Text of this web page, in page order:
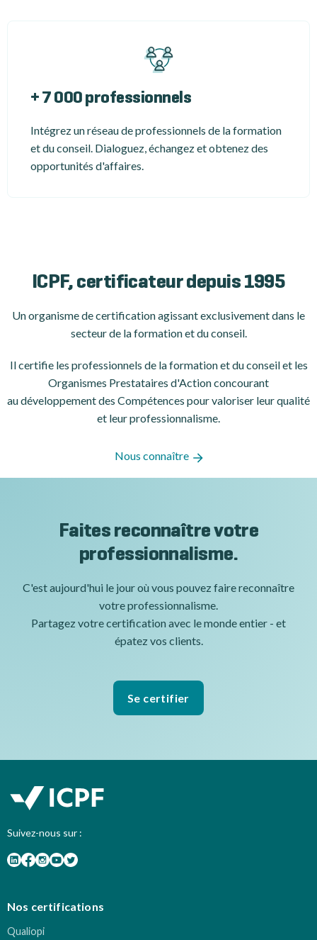
+ 7 000 professionnels
Intégrez un réseau de professionnels de la formation
et du conseil. Dialoguez, échangez et obtenez des
opportunités d'affaires.
ICPF, certificateur depuis 1995
Un organisme de certificationagissant exclusivement dans le
secteur de la formation et du conseil.
Il certifie les professionnels de la formation et du conseil et les
Organismes Prestataires d'Action concourant
au développement des Compétences pour valoriser leur qualité
et leur professionnalisme.
Nous connaître
Faites reconnaître votre
professionnalisme.
C'est aujourd'hui le jour où vous pouvez faire reconnaître
votre professionnalisme.
Partagez votre certification avec le monde entier - et
épatez vos clients.
Se certifier
Suivez-nous sur :
Nos certifications
Qualiopi